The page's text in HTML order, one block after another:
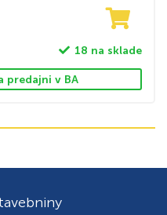
18 na sklade
predajni v BA